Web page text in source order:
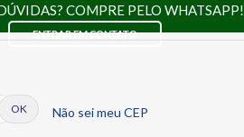
COMPRE PELO WHATSAPP!
ENTRAR EM CONTATO
Não sei meu CEP